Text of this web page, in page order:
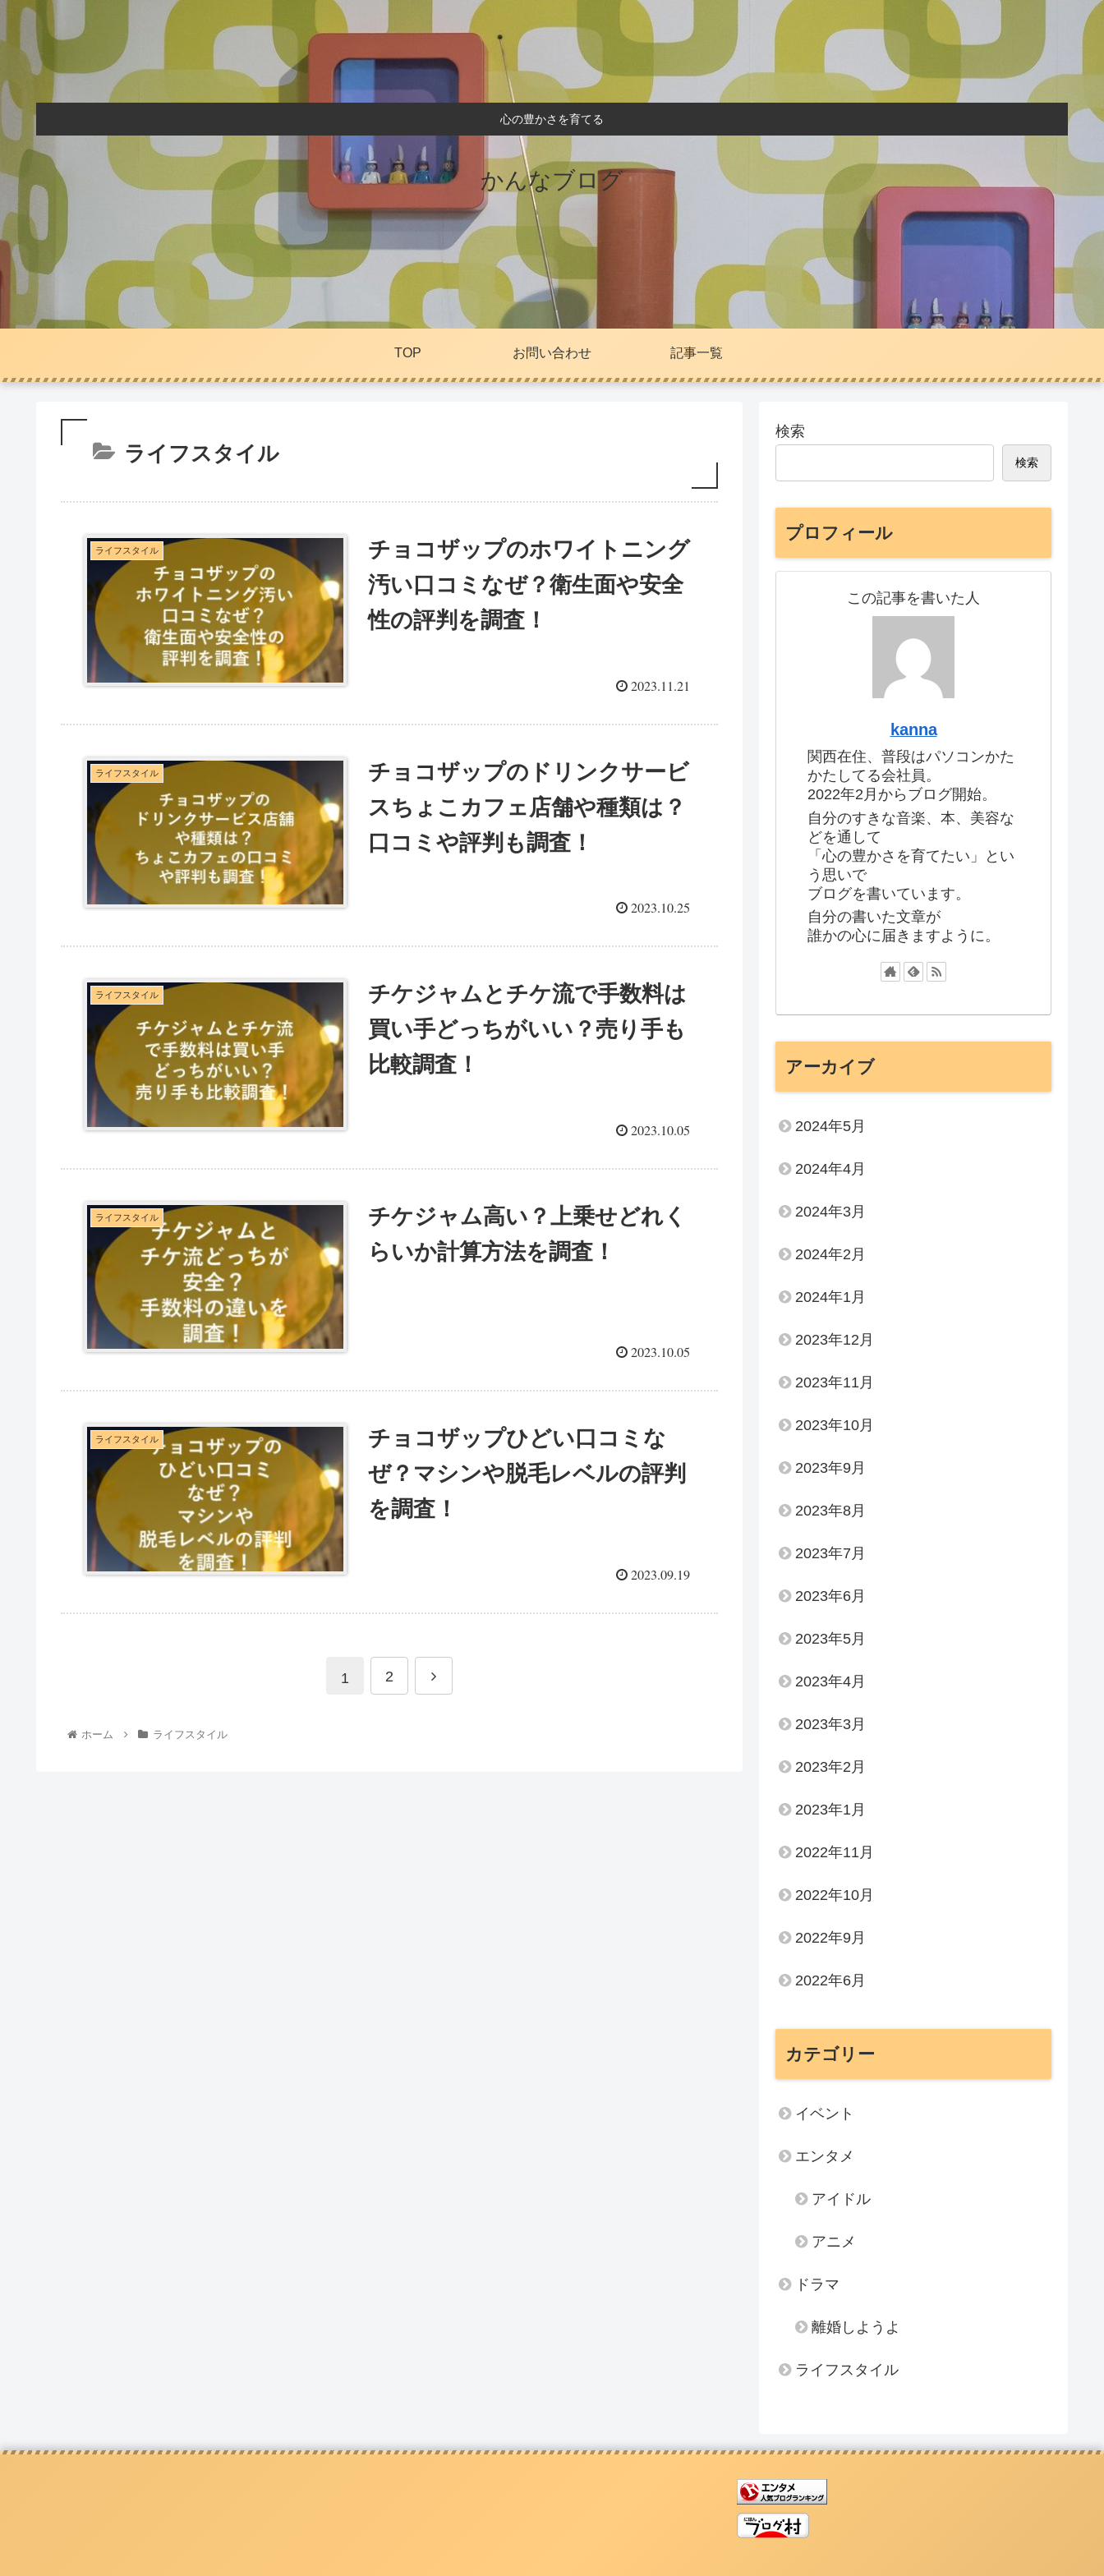
心の豊かさを育てる
かんなブログ
TOP お問い合わせ 記事一覧
ライフスタイル
ライフスタイル
チョコザップのホワイトニング
汚い口コミなぜ？衛生面や安全
性の評判を調査！
2023.11.21
ライフスタイル
チョコザップのドリンクサービ
スちょこカフェ店舗や種類は？
口コミや評判も調査！
2023.10.25
ライフスタイル
チケジャムとチケ流で手数料は
買い手どっちがいい？売り手も
比較調査！
2023.10.05
ライフスタイル
チケジャム高い？上乗せどれく
らいか計算方法を調査！
2023.10.05
ライフスタイル
チョコザップひどい口コミな
ぜ？マシンや脱毛レベルの評判
を調査！
2023.09.19
1 2
ホーム ライフスタイル
検索
検索
プロフィール
この記事を書いた人
kanna
関西在住、普段はパソコンかた
かたしてる会社員。
2022年2月からブログ開始。
自分のすきな音楽、本、美容な
どを通して
「心の豊かさを育てたい」とい
う思いで
ブログを書いています。
自分の書いた文章が
誰かの心に届きますように。
アーカイブ
2024年5月
2024年4月
2024年3月
2024年2月
2024年1月
2023年12月
2023年11月
2023年10月
2023年9月
2023年8月
2023年7月
2023年6月
2023年5月
2023年4月
2023年3月
2023年2月
2023年1月
2022年11月
2022年10月
2022年9月
2022年6月
カテゴリー
イベント
エンタメ
アイドル
アニメ
ドラマ
離婚しようよ
ライフスタイル